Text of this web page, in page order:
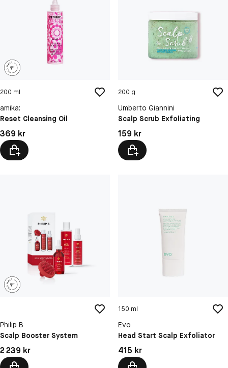
200 ml
amika:
Reset Cleansing Oil
Pris: 369 kr
369 kr
200 g
Umberto Giannini
Scalp Scrub Exfoliating
Pris: 159 kr
159 kr
Philip B
Scalp Booster System
Pris: 2 239 kr
2 239 kr
150 ml
Evo
Head Start Scalp Exfoliator
Pris: 415 kr
415 kr